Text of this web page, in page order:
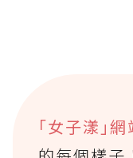
｢女子漾｣網